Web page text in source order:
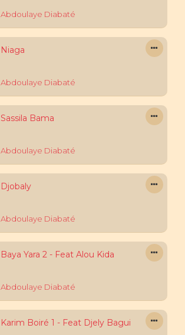
Abdoulaye Diabaté
Niaga
Abdoulaye Diabaté
Sassila Bama
Abdoulaye Diabaté
Djobaly
Abdoulaye Diabaté
Baya Yara 2 - Feat Alou Kida
Abdoulaye Diabaté
Karim Boiré 1 - Feat Djely Bagui